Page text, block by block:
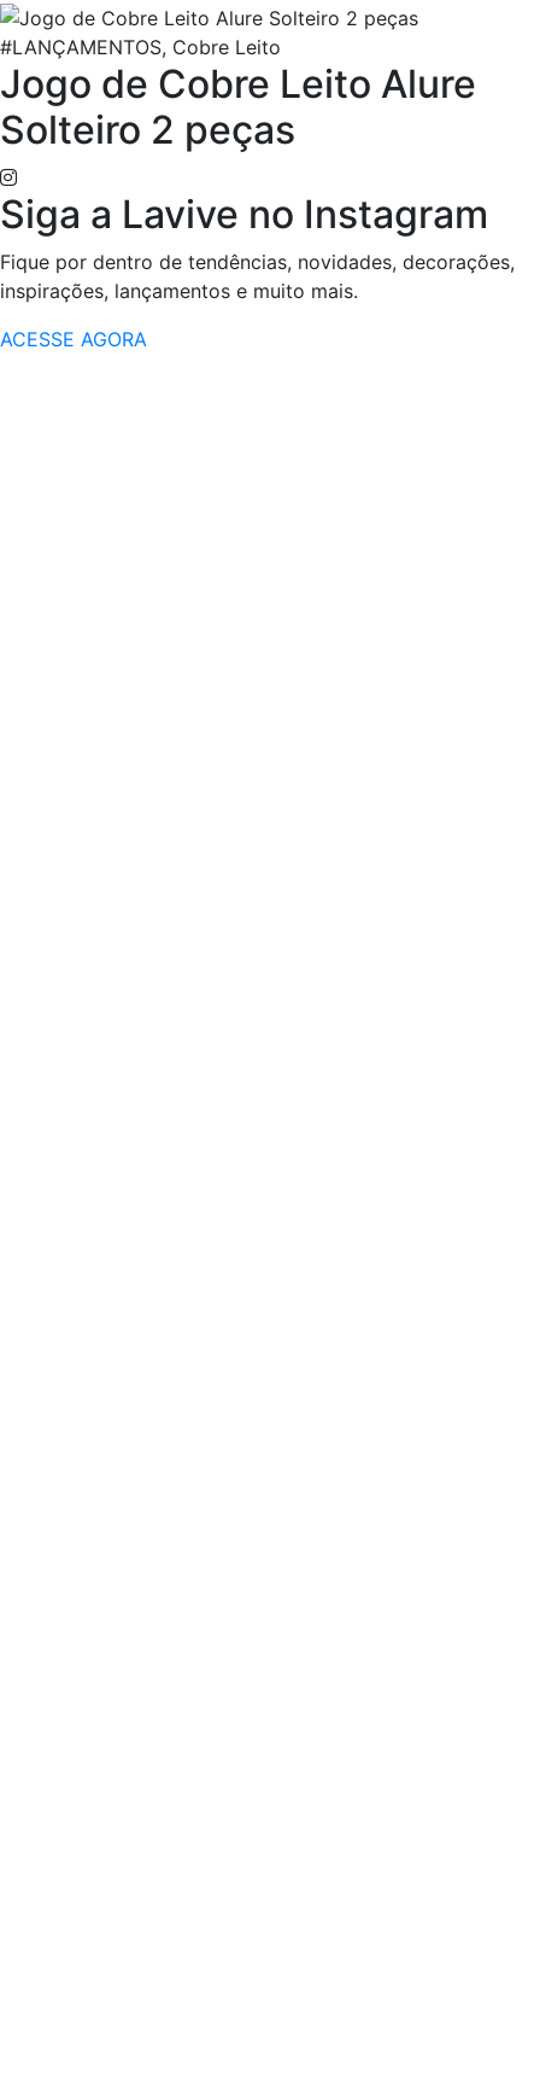
#LANÇAMENTOS, Cobre Leito
Jogo de Cobre Leito Alure
Solteiro 2 peças
Siga a Lavive no Instagram
Fique por dentro de tendências, novidades, decorações,
inspirações, lançamentos e muito mais.
ACESSE AGORA